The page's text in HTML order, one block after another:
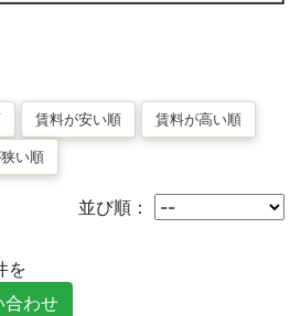
並び順：
を
合わせ